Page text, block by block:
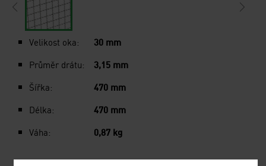
Velikost oka:
30 mm
Průměr drátu:
3,15 mm
Šířka:
470 mm
Délka:
470 mm
Váha:
0,87 kg